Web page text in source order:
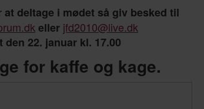
at deltage i mødet så giv besked til
eller jfd2010@live.dk
den 22. januar kl. 17.00
for kaffe og kage.